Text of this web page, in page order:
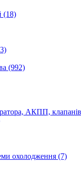
(18)
(992)
АКПП,
охолодження (7)